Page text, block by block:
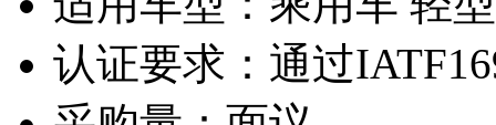
认证要求： 通过